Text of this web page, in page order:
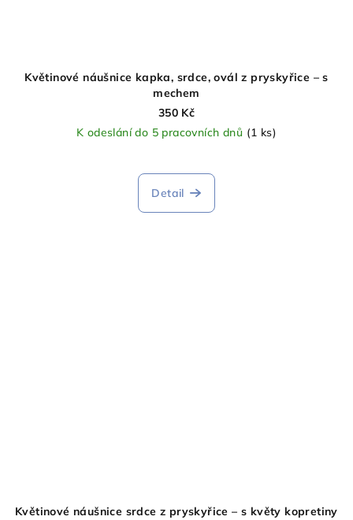
Květinové náušnice kapka, srdce, ovál z pryskyřice – s
mechem
350 Kč
K odeslání do 5 pracovních dnů (1 ks)
Detail
Květinové náušnice srdce z pryskyřice – s květy kopretiny